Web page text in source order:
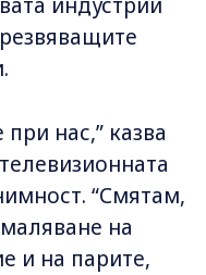
нас,” казва
“Смятам,
на
и на парите,